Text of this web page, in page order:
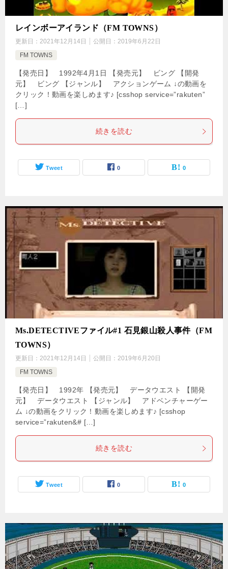
レインボーアイランド（FM TOWNS）
更新日： 2021年12月14日 公開日： 2019年6月22日
FM TOWNS
【発売日】 1992年4月1日 【発売元】 ビング 【開発
元】 ビング 【ジャンル】 アクションゲーム ↓の動画を
クリック！動画を楽しめます♪ [csshop service=”rakuten”
[…]
続きを読む
Tweet 0 0
Ms.DETECTIVEファイル#1 石見銀山殺人事件（FM
TOWNS）
更新日： 2021年12月14日 公開日： 2019年6月20日
FM TOWNS
【発売日】 1992年 【発売元】 データウエスト 【開発
元】 データウエスト 【ジャンル】 アドベンチャーゲー
ム ↓の動画をクリック！動画を楽しめます♪ [csshop
service=”rakuten&# […]
続きを読む
Tweet 0 0